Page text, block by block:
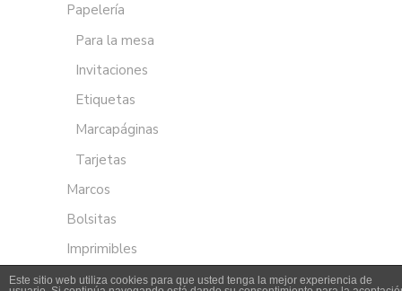
Papelería
Para la mesa
Invitaciones
Etiquetas
Marcapáginas
Tarjetas
Marcos
Bolsitas
Imprimibles
Este sitio web utiliza cookies para que usted tenga la mejor experiencia de